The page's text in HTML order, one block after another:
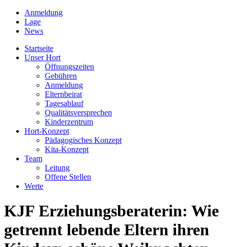
Anmeldung
Lage
News
Startseite
Unser Hort
Öffnungszeiten
Gebühren
Anmeldung
Elternbeirat
Tagesablauf
Qualitätsversprechen
Kinderzentrum
Hort-Konzept
Pädagogisches Konzept
Kita-Konzept
Team
Leitung
Offene Stellen
Werte
KJF Erziehungsberaterin: Wie
getrennt lebende Eltern ihren